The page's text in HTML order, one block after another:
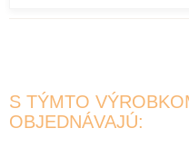
S TÝMTO
OBJEDNÁVAJÚ: